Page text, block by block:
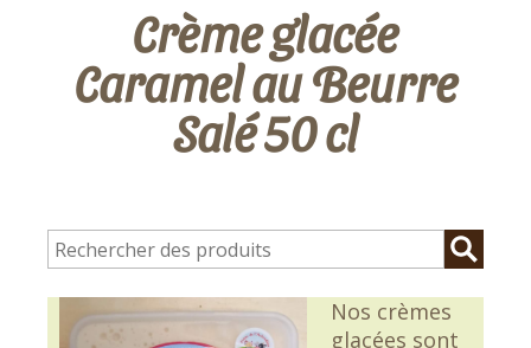
Crème glacée
Caramel au Beurre
Salé 50 cl
Nos crèmes
glacées sont